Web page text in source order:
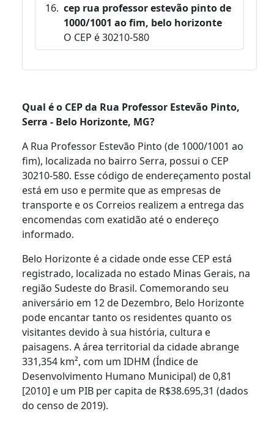
cep rua professor estevão pinto de
1000/1001 ao fim, belo horizonte
O CEP é 30210-580
Qual é o CEP da Rua Professor Estevão Pinto,
Serra - Belo Horizonte, MG?
A Rua Professor Estevão Pinto (de 1000/1001 ao
fim), localizada no bairro Serra, possui o CEP
30210-580. Esse código de endereçamento postal
está em uso e permite que as empresas de
transporte e os Correios realizem a entrega das
encomendas com exatidão até o endereço
informado.
Belo Horizonte é a cidade onde esse CEP está
registrado, localizada no estado Minas Gerais, na
região Sudeste do Brasil. Comemorando seu
aniversário em 12 de Dezembro, Belo Horizonte
pode encantar tanto os residentes quanto os
visitantes devido à sua história, cultura e
paisagens. A área territorial da cidade abrange
331,354 km², com um IDHM (Índice de
Desenvolvimento Humano Municipal) de 0,81
[2010] e um PIB per capita de R$38.695,31 (dados
do censo de 2019).